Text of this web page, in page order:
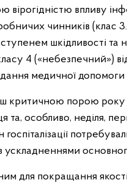
впливу
чинників (клас
ступенем шкідливості та
4 («небезпечний»)
медичної допомоги
критичною порою року
та, особливо, неділя,
ускладненнями
для покращання